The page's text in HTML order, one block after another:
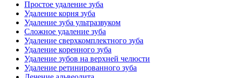
Простое удаление зуба
Удаление корня зуба
Удаление зуба ультразвуком
Сложное удаление зуба
Удаление сверхкомплектного зуба
Удаление коренного зуба
Удаление зубов на верхней челюсти
Удаление ретинированного зуба